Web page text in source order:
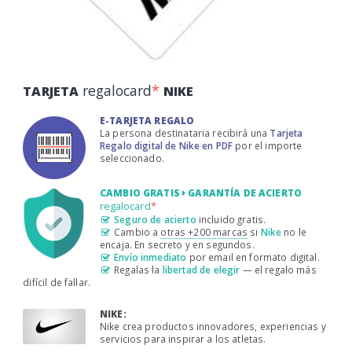
TARJETA regalocard* NIKE
E-TARJETA REGALO
La persona destinataria recibirá una Tarjeta
Regalo digital de Nike en PDF por el importe
seleccionado.
CAMBIO GRATIS GARANTÍA DE ACIERTO
regalocard*
Seguro de acierto incluido gratis.
Cambio a otras +200 marcas si Nike no le
encaja. En secreto y en segundos.
Envío inmediato por email en formato digital.
Regalas la libertad de elegir — el regalo más
difícil de fallar.
NIKE:
Nike crea productos innovadores, experiencias y
servicios para inspirar a los atletas.